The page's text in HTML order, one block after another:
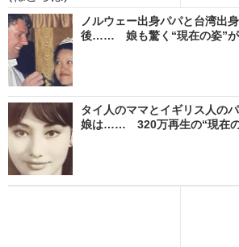
ノルウェー出身パパと台湾出
後…… 娘も驚く“現在の姿”が
タイ人のママとイギリス人の
娘は…… 320万再生の“現在